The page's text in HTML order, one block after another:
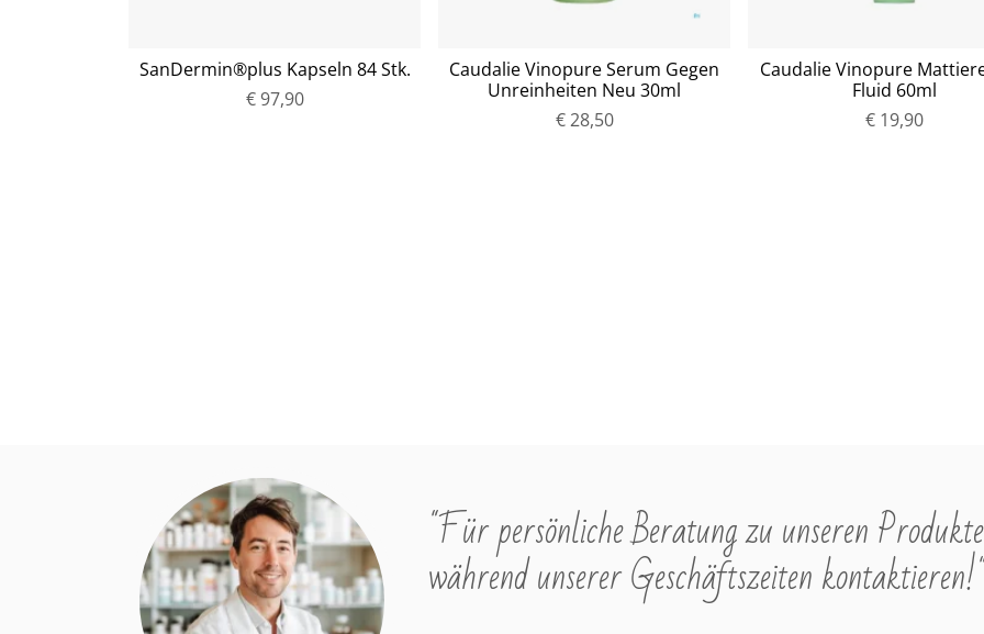
SanDermin®plus Kapseln 84 Stk.
€ 97,90
Caudalie Vinopure Serum Gegen
Unreinheiten Neu 30ml
€ 28,50
Caudalie Vinopure
Fluid 60ml
€ 19,90
P
P
"Für persönliche Beratung zu unseren
während unserer Geschäftszeiten kontaktieren!"